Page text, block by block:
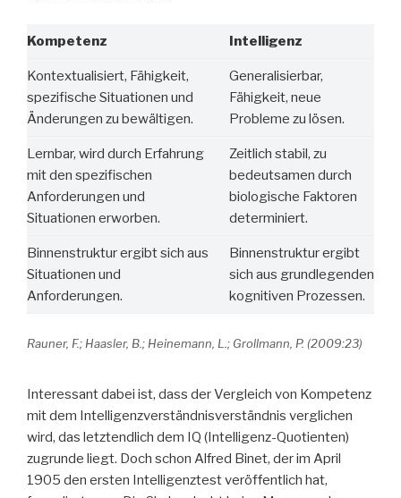
Kompetenz Intelligenz
Kontextualisiert, Fähigkeit,
spezifische Situationen und
Änderungen zu bewältigen.
Generalisierbar,
Fähigkeit, neue
Probleme zu lösen.
Lernbar, wird durch Erfahrung
mit den spezifischen
Anforderungen und
Situationen erworben.
Zeitlich stabil, zu
bedeutsamen durch
biologische Faktoren
determiniert.
Binnenstruktur ergibt sich aus
Situationen und
Anforderungen.
Binnenstruktur ergibt
sich aus grundlegenden
kognitiven Prozessen.
Rauner, F.; Haasler, B.; Heinemann, L.; Grollmann, P. (2009:23)
Interessant dabei ist, dass der Vergleich von Kompetenz
mit dem Intelligenzverständnisverständnis verglichen
wird, das letztendlich dem IQ (Intelligenz-Quotienten)
zugrunde liegt. Doch schon Alfred Binet, der im April
1905 den ersten Intelligenztest veröffentlich hat,